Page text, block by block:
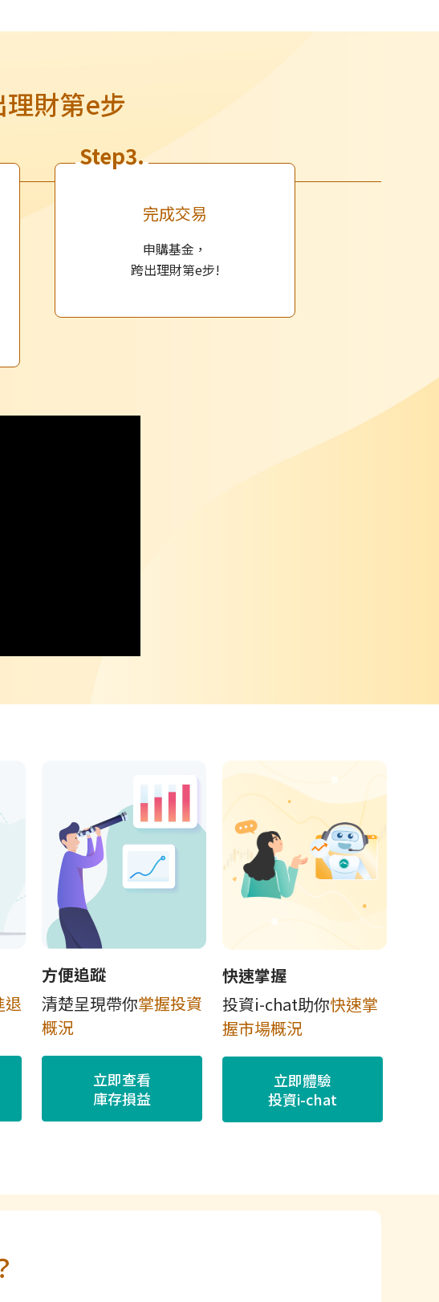
財第e步
Step3.
完成交易
申購基金，
跨出理財第e步!
退
方便追蹤
清楚呈現帶你掌握投資
概況
立即查看
庫存損益
快速掌握
投資i-chat助你快速掌
握市場概況
立即體驗
投資i-chat